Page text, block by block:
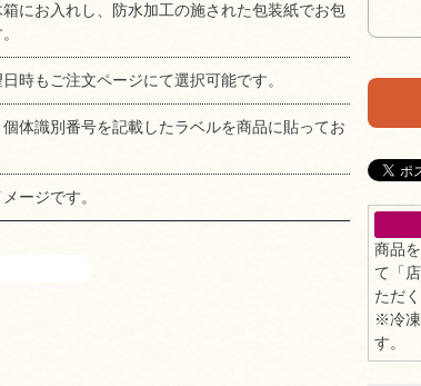
にお入れし、防水加工の施された包装紙でお包
時もご注文ページにて選択可能です。
体識別番号を記載したラベルを商品に貼ってお
ージです。
商品
て「
ただ
※冷凍
す。